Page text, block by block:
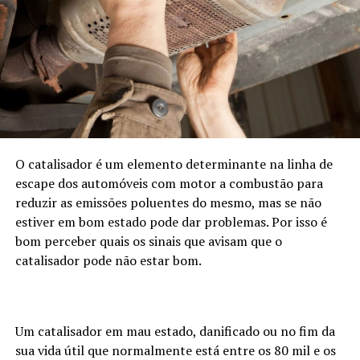
combustível não está correta. É mais comum acontecer
nos modelos a gasóleo, mas também acontece nos
modelos a gasolina. Este fumo negro é um alerta pois a
má combustão do motor pode ter a ver com problemas
no sistema de injeção, anomalias na sonda Lambda, por
exemplo. Nestas circunstância para ajudar no
diagnóstico veja se sente que o carro está a gastar mais
Cor Azul
Se o fumo
que sai do
tubo de
então muito
O catalisador é um elemento determinante na linha de
escape dos automóveis com motor a combustão para
reduzir as emissões poluentes do mesmo, mas se não
estiver em bom estado pode dar problemas. Por isso é
bom perceber quais os sinais que avisam que o
catalisador pode não estar bom.
Um catalisador em mau estado, danificado ou no fim da
sua vida útil que normalmente está entre os 80 mil e os